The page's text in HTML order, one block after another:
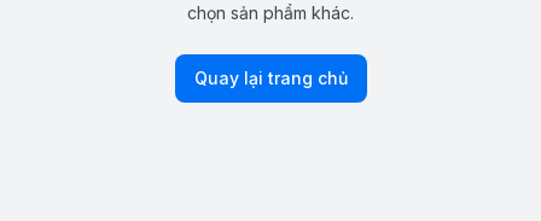
chọn sản phẩm khác.
Quay lại trang chủ